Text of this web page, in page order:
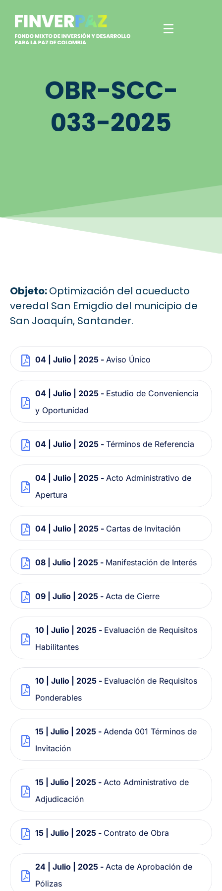
OBR-SCC-
033-2025
Objeto:Optimización del acueducto
veredal San Emigdio del municipio de
San Joaquín, Santander.
04 | Julio | 2025 - Aviso Único
04 | Julio | 2025 - Estudio de Conveniencia
y Oportunidad
04 | Julio | 2025 - Términos de Referencia
04 | Julio | 2025 - Acto Administrativo de
Apertura
04 | Julio | 2025 - Cartas de Invitación
08 | Julio | 2025 - Manifestación de Interés
09 | Julio | 2025 - Acta de Cierre
10 | Julio | 2025 - Evaluación de Requisitos
Habilitantes
10 | Julio | 2025 - Evaluación de Requisitos
Ponderables
15 | Julio | 2025 - Adenda 001 Términos de
Invitación
15 | Julio | 2025 - Acto Administrativo de
Adjudicación
15 | Julio | 2025 - Contrato de Obra
24 | Julio | 2025 - Acta de Aprobación de
Pólizas